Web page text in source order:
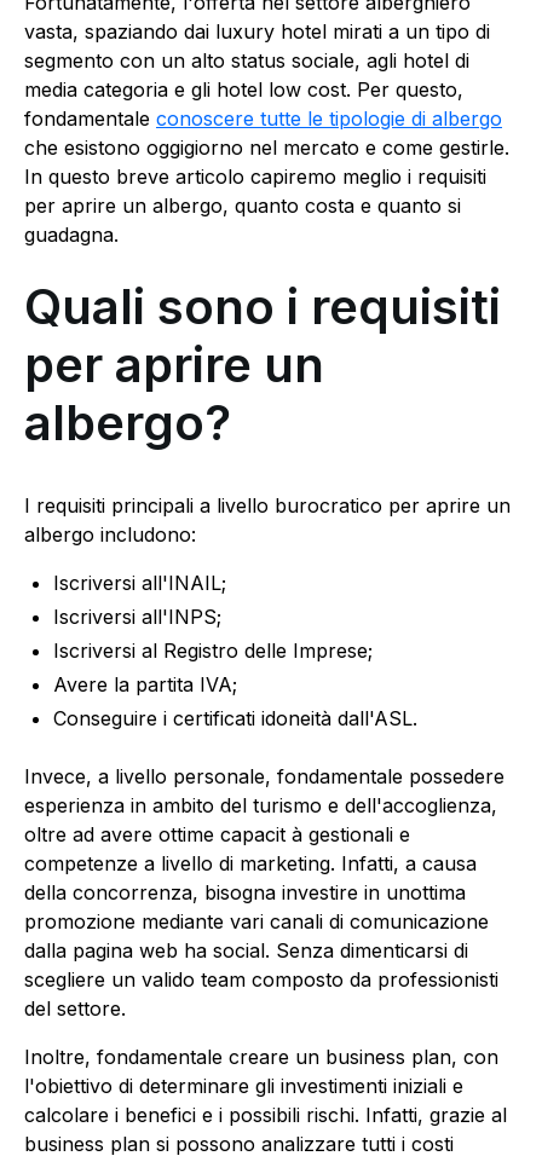
vasta, spaziando dai luxury hotel mirati a un tipo di
segmento con un alto status sociale, agli hotel di
media categoria e gli hotel low cost. Per questo,
fondamentale conoscere tutte le tipologie di albergo
che esistono oggigiorno nel mercato e come gestirle.
In questo breve articolo capiremo meglio i requisiti
per aprire un albergo, quanto costa e quanto si
guadagna.
Quali sono i requisiti
per aprire un
albergo?
I requisiti principali a livello burocratico per aprire un
albergo includono:
Iscriversi all'INAIL;
Iscriversi all'INPS;
Iscriversi al Registro delle Imprese;
Avere la partita IVA;
Conseguire i certificati idoneità dall'ASL.
Invece, a livello personale, fondamentale possedere
esperienza in ambito del turismo e dell'accoglienza,
oltre ad avere ottime capacit à gestionali e
competenze a livello di marketing. Infatti, a causa
della concorrenza, bisogna investire in unottima
promozione mediante vari canali di comunicazione
dalla pagina web ha social. Senza dimenticarsi di
scegliere un valido team composto da professionisti
del settore.
Inoltre, fondamentale creare un business plan, con
l'obiettivo di determinare gli investimenti iniziali e
calcolare i benefici e i possibili rischi. Infatti, grazie al
business plan si possono analizzare tutti i costi